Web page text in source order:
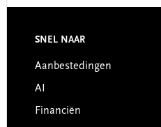
Footer
SNEL NAAR
Aanbestedingen
AI
Financiën